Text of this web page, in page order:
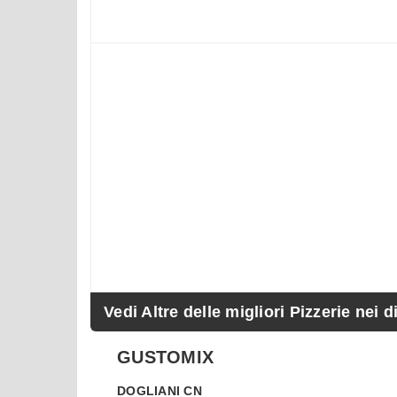
Vedi Altre delle migliori Pizzerie nei
GUSTOMIX
DOGLIANI CN